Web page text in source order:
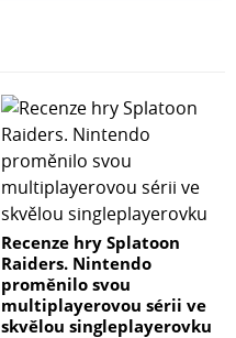
Recenze hry Splatoon
Raiders. Nintendo
proměnilo svou
multiplayerovou sérii ve
skvělou singleplayerovku